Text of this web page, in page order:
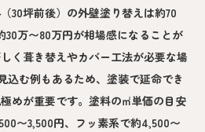
30坪前後）の外壁塗り替えは約70
30万〜80万円が相場感になることが
く葺き替えやカバー工法が必要な場
込む例もあるため、塗装で延命でき
めが重要です。塗料の㎡単価の目安
〜3,500円、フッ素系で約4,500〜